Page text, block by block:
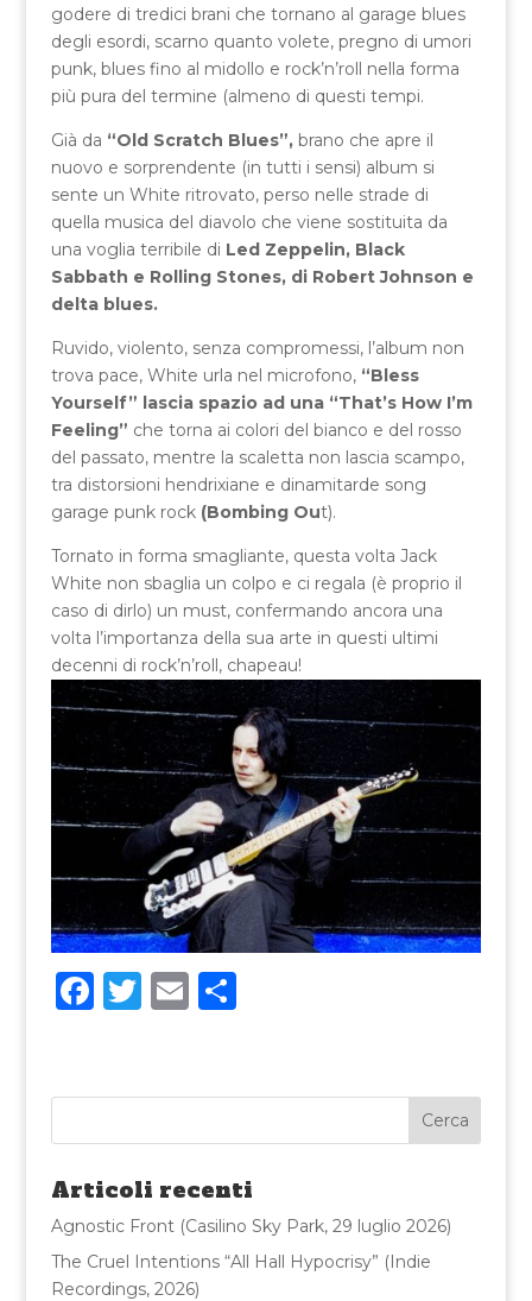
godere di tredici brani che tornano al garage blues
degli esordi, scarno quanto volete, pregno di umori
punk, blues fino al midollo e rock’n’roll nella forma
più pura del termine (almeno di questi tempi.
Già da “Old Scratch Blues”,brano che apre il
nuovo e sorprendente (in tutti i sensi) album si
sente un White ritrovato, perso nelle strade di
quella musica del diavolo che viene sostituita da
una voglia terribile di Led Zeppelin, Black
Sabbath e Rolling Stones, di Robert Johnson e
delta blues.
Ruvido, violento, senza compromessi, l’album non
trova pace, White urla nel microfono, “Bless
Yourself” lascia spazio ad una “That’s How I’m
Feeling” che torna ai colori del bianco e del rosso
del passato, mentre la scaletta non lascia scampo,
tra distorsioni hendrixiane e dinamitarde song
garage punk rock (Bombing Out).
Tornato in forma smagliante, questa volta Jack
White non sbaglia un colpo e ci regala (è proprio il
caso di dirlo) un must, confermando ancora una
volta l’importanza della sua arte in questi ultimi
decenni di rock’n’roll, chapeau!
F
e
b
o
o
k
T
te
r
E
l
C
di
vi
di
Articoli recenti
Agnostic Front (Casilino Sky Park, 29 luglio 2026)
The Cruel Intentions “All Hall Hypocrisy” (Indie
Recordings, 2026)